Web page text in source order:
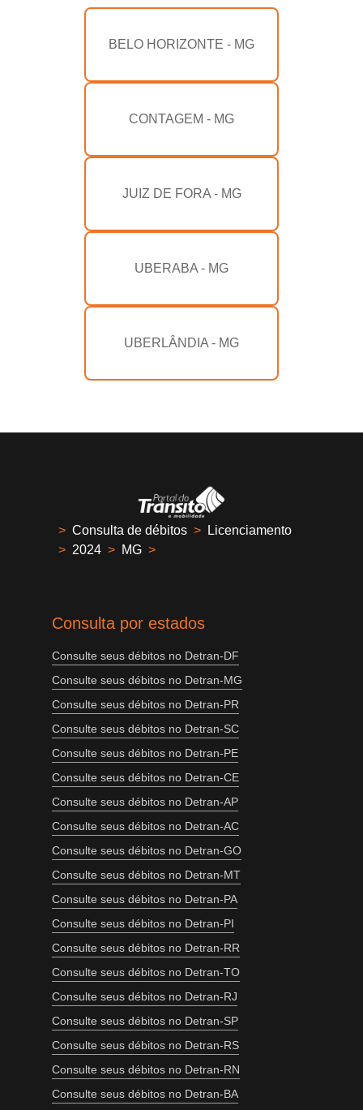
BELO HORIZONTE - MG
CONTAGEM - MG
JUIZ DE FORA - MG
UBERABA - MG
UBERLÂNDIA - MG
> Consulta de débitos >
Licenciamento
> 2024 > MG >
Consulta por estados
Consulte seus débitos no Detran-DF
Consulte seus débitos no Detran-MG
Consulte seus débitos no Detran-PR
Consulte seus débitos no Detran-SC
Consulte seus débitos no Detran-PE
Consulte seus débitos no Detran-CE
Consulte seus débitos no Detran-AP
Consulte seus débitos no Detran-AC
Consulte seus débitos no Detran-GO
Consulte seus débitos no Detran-MT
Consulte seus débitos no Detran-PA
Consulte seus débitos no Detran-PI
Consulte seus débitos no Detran-RR
Consulte seus débitos no Detran-TO
Consulte seus débitos no Detran-RJ
Consulte seus débitos no Detran-SP
Consulte seus débitos no Detran-RS
Consulte seus débitos no Detran-RN
Consulte seus débitos no Detran-BA